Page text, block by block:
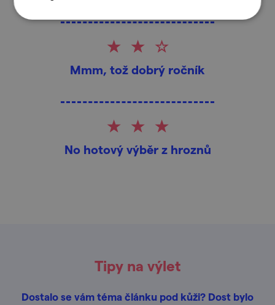
Mmm, tož dobrý ročník
No hotový výběr z hroznů
Tipy na výlet
Dostalo se vám téma článku pod kůži? Dost bylo